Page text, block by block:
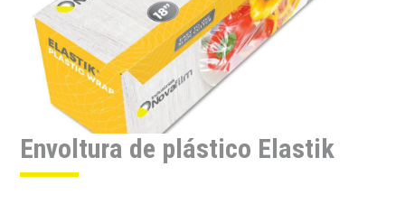
Envoltura de plástico Elastik